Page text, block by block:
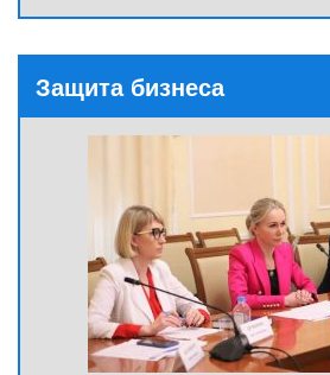
Защита бизнеса